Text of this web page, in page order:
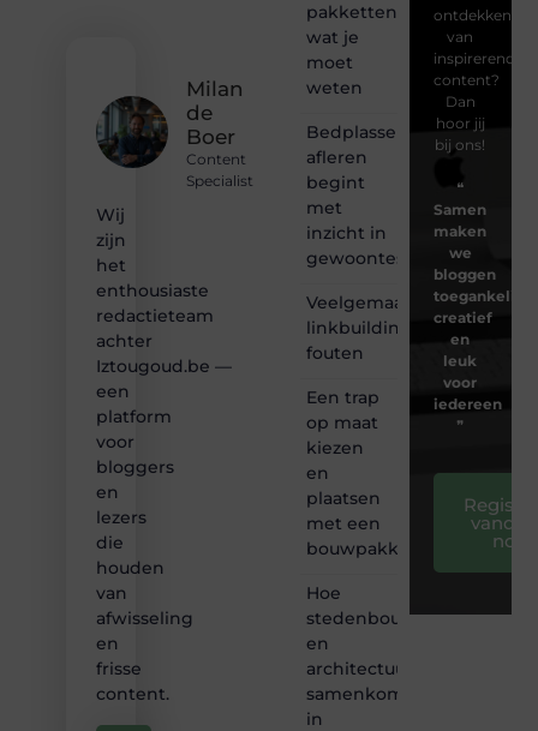
Milan
de
Boer
Content
Specialist
Wij
zijn
het
enthousiaste
redactieteam
achter
Iztougoud.be —
een
platform
voor
bloggers
en
lezers
die
houden
van
afwisseling
en
frisse
content.
pakketten:
wat je
moet
weten
Bedplassen
afleren
begint
met
inzicht in
gewoontes
Veelgemaakte
linkbuilding
fouten
Een trap
op maat
kiezen
en
plaatsen
met een
bouwpakket
Hoe
stedenbouw
en
architectuur
samenkomen
in
ontdekken
van
inspirerende
content?
Dan
hoor jij
bij ons!
❝
Samen
maken
we
bloggen
toegankelijk,
creatief
en
leuk
voor
iedereen
❞
nog